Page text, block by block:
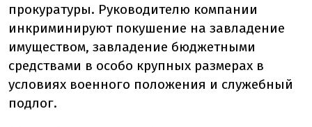
прокуратуры. Руководителю компании
инкриминируют покушение на завладение
имуществом, завладение бюджетными
средствами в особо крупных размерах в
условиях военного положения и служебный
подлог.